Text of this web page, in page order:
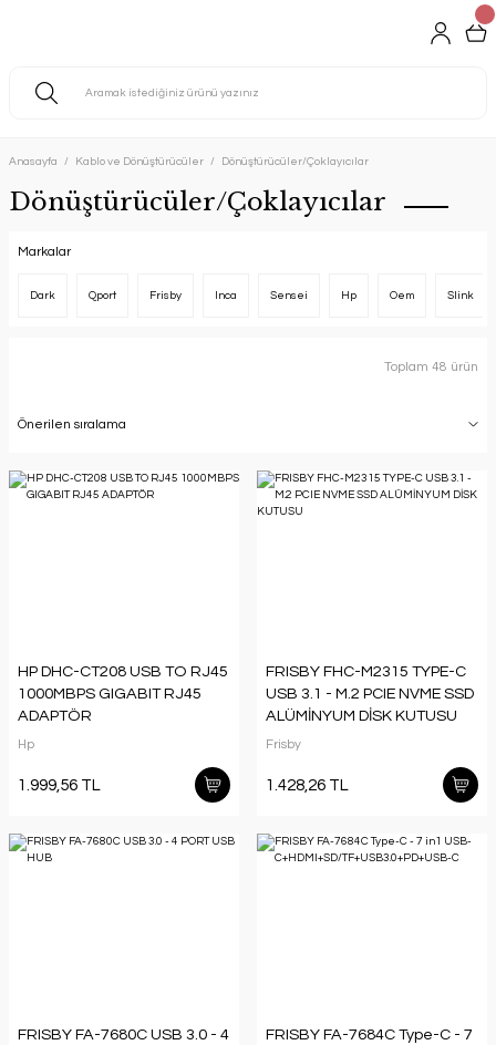
Anasayfa Kablo ve Dönüştürücüler Dönüştürücüler/Çoklayıcılar
Dönüştürücüler/Çoklayıcılar
Markalar
Dark Qport Frisby Inca Sensei Hp Oem Slink
Toplam 48 ürün
HP DHC-CT208 USB TO RJ45
1000MBPS GIGABIT RJ45
ADAPTÖR
Hp
1.999,56 TL
FRISBY FHC-M2315 TYPE-C
USB 3.1 - M.2 PCIE NVME SSD
ALÜMİNYUM DİSK KUTUSU
Frisby
1.428,26 TL
FRISBY FA-7680C USB 3.0 - 4
FRISBY FA-7684C Type-C - 7